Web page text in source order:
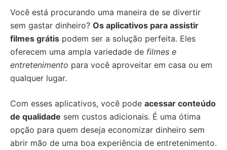
Você está procurando uma maneira de se divertir
sem gastar dinheiro? Os aplicativos para assistir
filmes grátis podem ser a solução perfeita. Eles
oferecem uma ampla variedade de filmes e
entretenimento para você aproveitar em casa ou em
qualquer lugar.
Com esses aplicativos, você pode acessar conteúdo
de qualidade sem custos adicionais. É uma ótima
opção para quem deseja economizar dinheiro sem
abrir mão de uma boa experiência de entretenimento.